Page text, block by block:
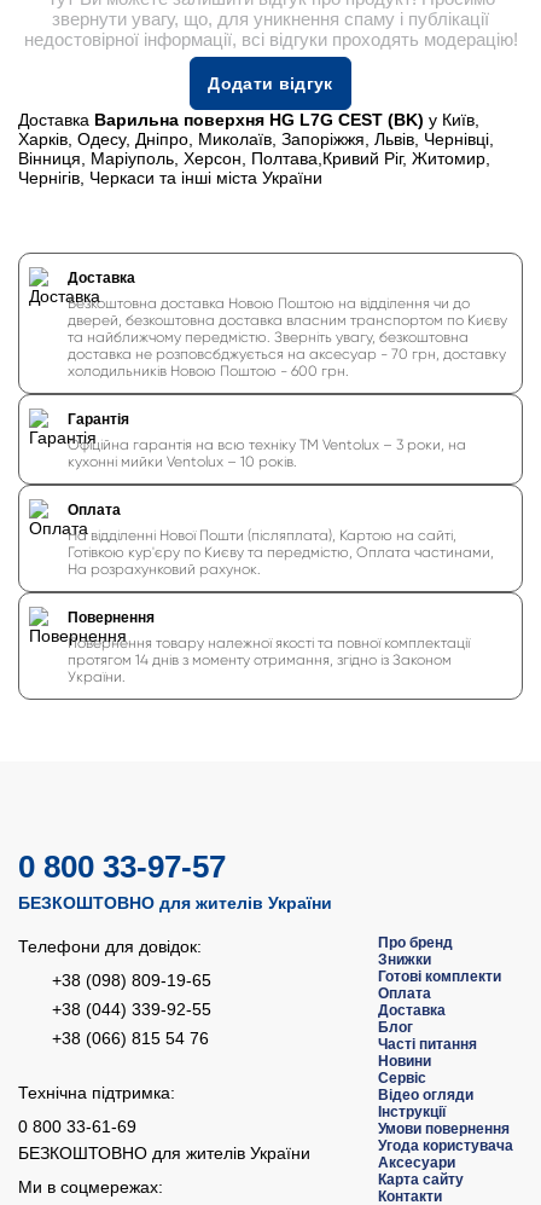
звернути увагу, що, для уникнення спаму і публікації
недостовірної інформації, всі відгуки проходять модерацію!
Додати відгук
Доставка Варильна поверхня HG L7G CEST (BK) у Київ,
Харків, Одесу, Дніпро, Миколаїв, Запоріжжя, Львів, Чернівці,
Вінниця, Маріуполь, Херсон, Полтава,Кривий Ріг, Житомир,
Чернігів, Черкаси та інші міста України
Доставка
Безкоштовна доставка Новою Поштою на відділення чи до
дверей, безкоштовна доставка власним транспортом по Києву
та найближчому передмістю. Зверніть увагу, безкоштовна
доставка не розповсбджується на аксесуар - 70 грн, доставку
холодильників Новою Поштою - 600 грн.
Гарантія
Офіційна гарантія на всю техніку ТМ Ventolux – 3 роки, на
кухонні мийки Ventolux – 10 років.
Оплата
На відділенні Нової Пошти (післяплата), Картою на сайті,
Готівкою кур'єру по Києву та передмістю, Оплата частинами,
На розрахунковий рахунок.
Повернення
Повернення товару належної якості та повної комплектації
протягом 14 днів з моменту отримання, згідно із Законом
України.
0 800 33-97-57
БЕЗКОШТОВНО для жителів України
Телефони для довідок:
+38 (098) 809-19-65
+38 (044) 339-92-55
+38 (066) 815 54 76
Технічна підтримка:
0 800 33-61-69
БЕЗКОШТОВНО для жителів України
Ми в соцмережах:
Про бренд
Знижки
Готові комплекти
Оплата
Доставка
Блог
Часті питання
Новини
Сервіс
Відео огляди
Інструкції
Умови повернення
Угода користувача
Аксесуари
Карта сайту
Контакти